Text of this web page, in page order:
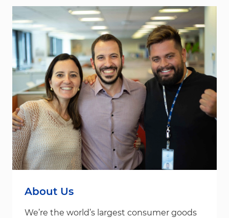
About Us
We’re the world’s largest consumer goods